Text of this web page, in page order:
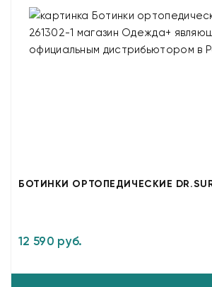
БОТИНКИ ОРТОПЕДИЧЕСКИЕ
12 590 руб.